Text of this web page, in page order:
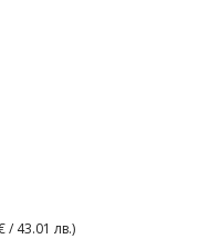
/ 43.01 лв.)